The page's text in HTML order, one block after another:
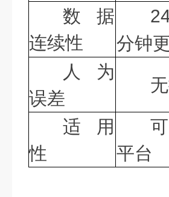
数据
连续性
分钟
人为
误差
适用
性
平台